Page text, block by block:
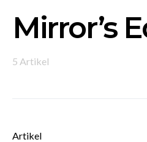
Mirror’s
5 Artikel
Artikel